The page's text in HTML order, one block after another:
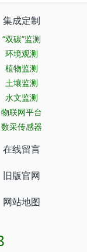
集成定制
“双碳”监测
环境观测
植物监测
土壤监测
水文监测
物联网平台
数采传感器
在线留言
旧版官网
网站地图